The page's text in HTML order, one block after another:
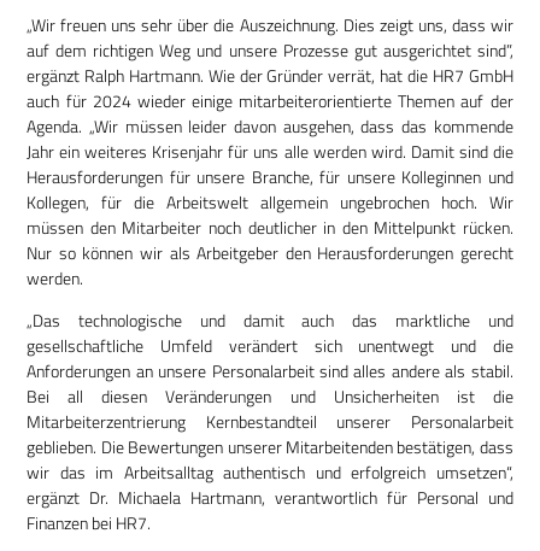
„Wir freuen uns sehr über die Auszeichnung. Dies zeigt uns, dass wir
auf dem richtigen Weg und unsere Prozesse gut ausgerichtet sind”,
ergänzt Ralph Hartmann. Wie der Gründer verrät, hat die HR7 GmbH
auch für 2024 wieder einige mitarbeiterorientierte Themen auf der
Agenda. „Wir müssen leider davon ausgehen, dass das kommende
Jahr ein weiteres Krisenjahr für uns alle werden wird. Damit sind die
Herausforderungen für unsere Branche, für unsere Kolleginnen und
Kollegen, für die Arbeitswelt allgemein ungebrochen hoch. Wir
müssen den Mitarbeiter noch deutlicher in den Mittelpunkt rücken.
Nur so können wir als Arbeitgeber den Herausforderungen gerecht
werden.
„Das technologische und damit auch das marktliche und
gesellschaftliche Umfeld verändert sich unentwegt und die
Anforderungen an unsere Personalarbeit sind alles andere als stabil.
Bei all diesen Veränderungen und Unsicherheiten ist die
Mitarbeiterzentrierung Kernbestandteil unserer Personalarbeit
geblieben. Die Bewertungen unserer Mitarbeitenden bestätigen, dass
wir das im Arbeitsalltag authentisch und erfolgreich umsetzen“,
ergänzt Dr. Michaela Hartmann, verantwortlich für Personal und
Finanzen bei HR7.